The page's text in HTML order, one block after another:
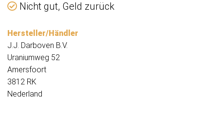
Nicht gut, Geld zurück
Hersteller/Händler
J.J. Darboven B.V.
Uraniumweg 52
Amersfoort
3812 RK
Nederland